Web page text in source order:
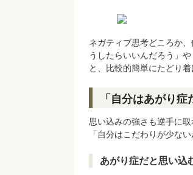
ネガティブ思考どころか
うしたらいいんだろう」
と、比較的簡単にたどり
「自分はあがり
思い込みの強さも逆手に
「自分はこだわりが少な
あがり症だと思い込